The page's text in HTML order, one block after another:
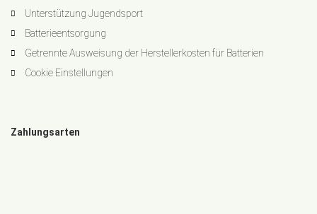
Unterstützung Jugendsport
Batterieentsorgung
Getrennte Ausweisung der Herstellerkosten für Batterien
Cookie Einstellungen
Zahlungsarten